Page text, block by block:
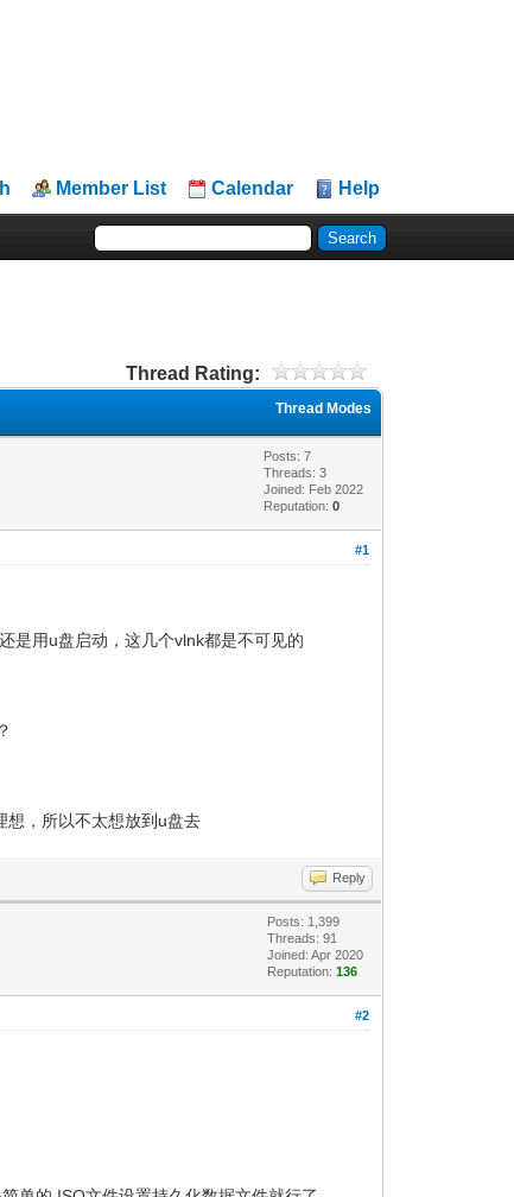
Member List Calendar Help
Thread Rating:
Thread Modes
Posts: 7
Threads: 3
Joined: Feb 2022
Reputation:0
#1
是用u盘启动，这几个vlnk都是不可见的
想，所以不太想放到u盘去
Reply
Posts: 1,399
Threads: 91
Joined: Apr 2020
Reputation:136
#2